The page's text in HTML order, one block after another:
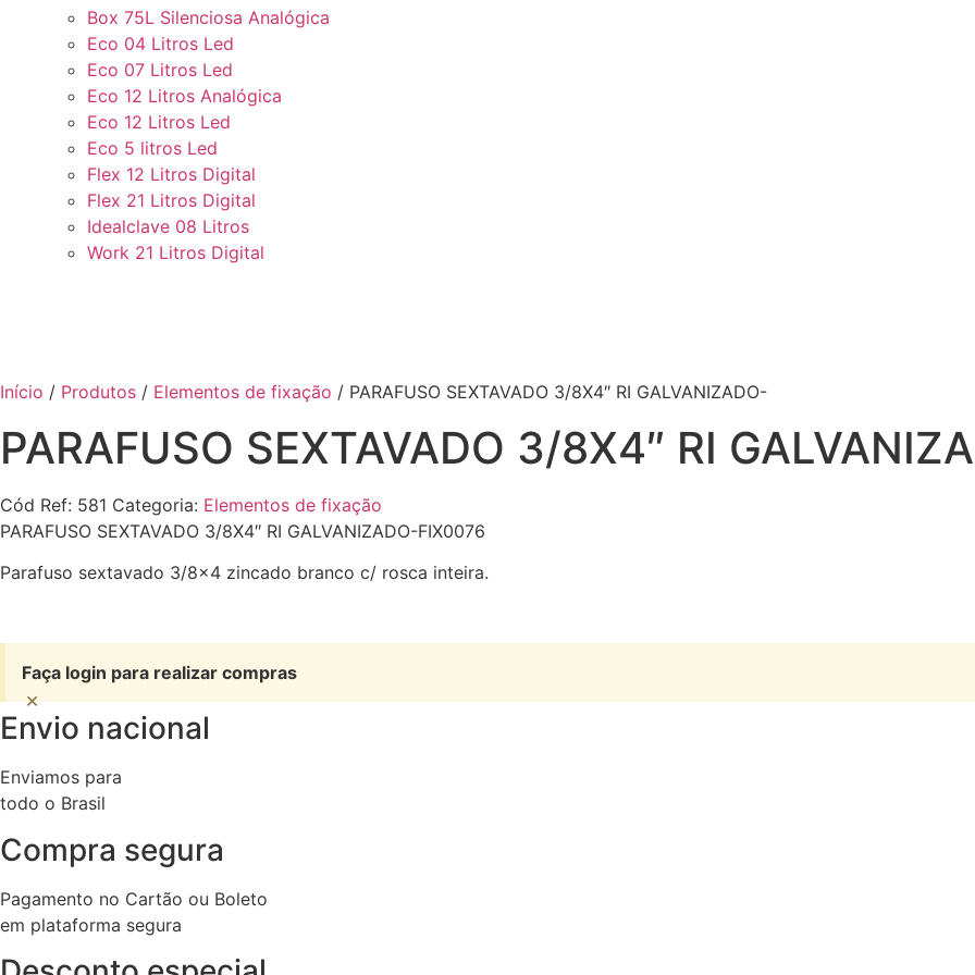
Box 75L Silenciosa Analógica
Eco 04 Litros Led
Eco 07 Litros Led
Eco 12 Litros Analógica
Eco 12 Litros Led
Eco 5 litros Led
Flex 12 Litros Digital
Flex 21 Litros Digital
Idealclave 08 Litros
Work 21 Litros Digital
Início / Produtos / Elementos de fixação / PARAFUSO SEXTAVADO 3/8X4″ RI GALVANIZADO-
PARAFUSO SEXTAVADO 3/8X4″ RI
Cód Ref: 581 Categoria: Elementos de fixação
PARAFUSO SEXTAVADO 3/8X4″ RI GALVANIZADO-FIX0076
Parafuso sextavado 3/8×4 zincado branco c/ rosca inteira.
Faça login para realizar compras
×
Envio nacional
Enviamos para
todo o Brasil
Compra segura
Pagamento no Cartão ou Boleto
em plataforma segura